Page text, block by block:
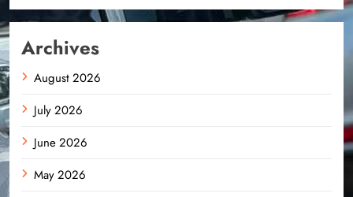
Archives
August 2026
July 2026
June 2026
May 2026